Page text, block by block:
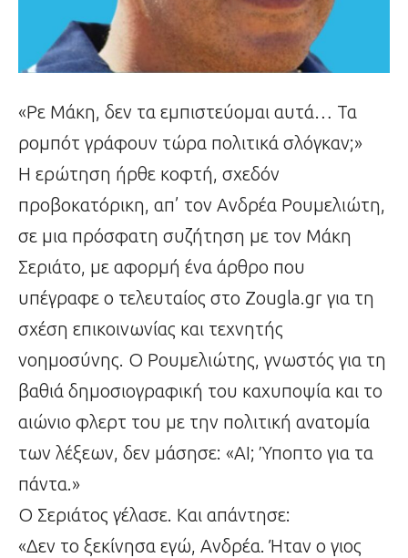
«Ρε Μάκη, δεν τα εμπιστεύομαι αυτά… Τα
ρομπότ γράφουν τώρα πολιτικά σλόγκαν;»
Η ερώτηση ήρθε κοφτή, σχεδόν
προβοκατόρικη, απ’ τον Ανδρέα Ρουμελιώτη,
σε μια πρόσφατη συζήτηση με τον Μάκη
Σεριάτο, με αφορμή ένα άρθρο που
υπέγραφε ο τελευταίος στο Zougla.gr για τη
σχέση επικοινωνίας και τεχνητής
νοημοσύνης. Ο Ρουμελιώτης, γνωστός για τη
βαθιά δημοσιογραφική του καχυποψία και το
αιώνιο φλερτ του με την πολιτική ανατομία
των λέξεων, δεν μάσησε: «AI; Ύποπτο για τα
πάντα.»
Ο Σεριάτος γέλασε. Και απάντησε:
«Δεν το ξεκίνησα εγώ, Ανδρέα. Ήταν ο γιος